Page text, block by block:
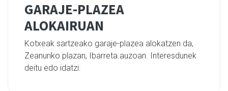
GARAJE-PLAZEA
ALOKAIRUAN
Kotxeak sartzeako garaje-plazea alokatzen da,
Zeanuriko plazan, Ibarreta auzoan. Interesdunek
deitu edo idatzi: